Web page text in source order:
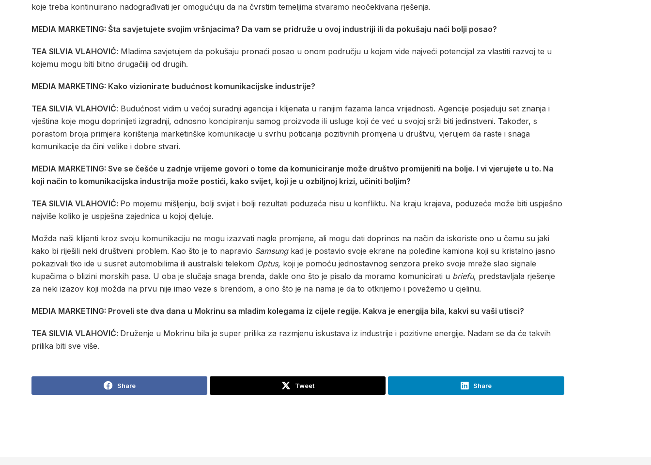
koje treba kontinuirano nadograđivati jer omogućuju da na čvrstim temeljima stvaramo neočekivana rješenja.
MEDIA MARKETING: Šta savjetujete svojim vršnjacima? Da vam se pridruže u ovoj industriji ili da pokušaju naći bolji posao?
TEA SILVIA VLAHOVIĆ: Mladima savjetujem da pokušaju pronaći posao u onom području u kojem vide najveći potencijal za vlastiti razvoj te u
kojemu mogu biti bitno drugačiiji od drugih.
MEDIA MARKETING: Kako vizionirate budućnost komunikacijske industrije?
TEA SILVIA VLAHOVIĆ: Budućnost vidim u većoj suradnji agencija i klijenata u ranijim fazama lanca vrijednosti. Agencije posjeduju set znanja i
vještina koje mogu doprinijeti izgradnji, odnosno koncipiranju samog proizvoda ili usluge koji će već u svojoj srži biti jedinstveni. Također, s
porastom broja primjera korištenja marketinške komunikacije u svrhu poticanja pozitivnih promjena u društvu, vjerujem da raste i snaga
komunikacije da čini velike i dobre stvari.
MEDIA MARKETING: Sve se češće u zadnje vrijeme govori o tome da komuniciranje može društvo promijeniti na bolje. I vi vjerujete u to. Na
koji način to komunikacijska industrija može postići, kako svijet, koji je u ozbiljnoj krizi, učiniti boljim?
TEA SILVIA VLAHOVIĆ: Po mojemu mišljenju, bolji svijet i bolji rezultati poduzeća nisu u konfliktu. Na kraju krajeva, poduzeće može biti uspješno
najviše koliko je uspješna zajednica u kojoj djeluje.
Možda naši klijenti kroz svoju komunikaciju ne mogu izazvati nagle promjene, ali mogu dati doprinos na način da iskoriste ono u čemu su jaki
kako bi riješili neki društveni problem. Kao što je to napravio Samsungkad je postavio svoje ekrane na poleđine kamiona koji su kristalno jasno
pokazivali tko ide u susret automobilima ili australski telekom Optus, koji je pomoću jednostavnog senzora preko svoje mreže slao signale
kupačima o blizini morskih pasa. U oba je slučaja snaga brenda, dakle ono što je pisalo da moramo komunicirati u briefu, predstavljala rješenje
za neki izazov koji možda na prvu nije imao veze s brendom, a ono što je na nama je da to otkrijemo i povežemo u cjelinu.
MEDIA MARKETING: Proveli ste dva dana u Mokrinu sa mladim kolegama iz cijele regije. Kakva je energija bila, kakvi su vaši utisci?
TEA SILVIA VLAHOVIĆ: Druženje u Mokrinu bila je super prilika za razmjenu iskustava iz industrije i pozitivne energije. Nadam se da će takvih
prilika biti sve više.
Share Tweet Share